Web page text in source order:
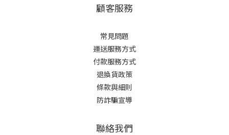
顧客服務
常見問題
運送服務方式
付款服務方式
退換貨政策
條款與細則
防詐騙宣導
聯絡我們